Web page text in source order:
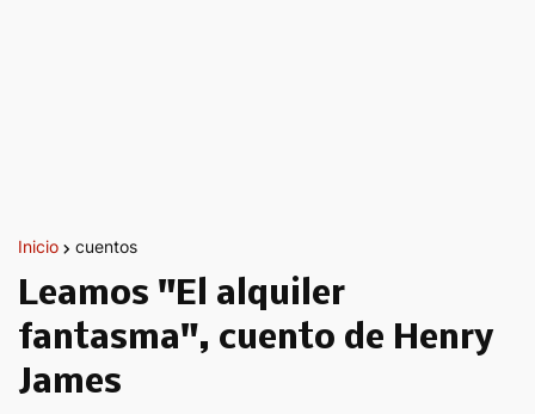
Inicio cuentos
Leamos "El alquiler
fantasma", cuento de Henry
James